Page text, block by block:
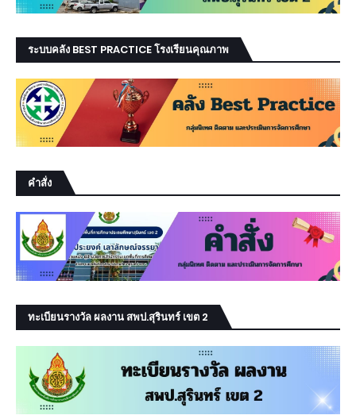
ระบบคลัง BEST PRACTICE โรงเรียนคุณภาพ
คำสั่ง
ทะเบียนรางวัล ผลงาน สพป.สุรินทร์ เขต 2